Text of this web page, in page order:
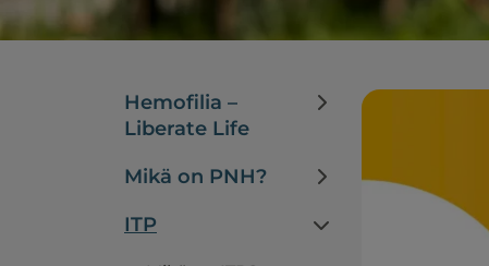
Hemofilia –
Liberate Life
Mikä on PNH?
ITP